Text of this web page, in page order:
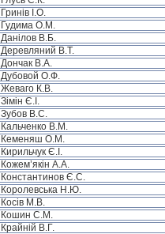
Гринів І.О.
Гудима О.М.
Данілов В.Б.
Деревляний В.Т.
Дончак В.А.
Дубовой О.Ф.
Жеваго К.В.
Зімін Є.І.
Зубов В.С.
Кальченко В.М.
Кеменяш О.М.
Кирильчук Є.І.
Кожем’якін А.А.
Константинов Є.С.
Королевська Н.Ю.
Косів М.В.
Кошин С.М.
Крайній В.Г.